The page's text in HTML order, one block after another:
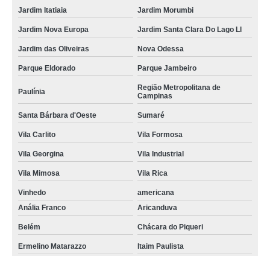
Jardim Itatiaia Jardim Morumbi
Jardim Nova Europa Jardim Santa Clara Do Lago Ll
Jardim das Oliveiras Nova Odessa
Parque Eldorado Parque Jambeiro
Paulínia
Região Metropolitana de
Campinas
Santa Bárbara d'Oeste Sumaré
Vila Carlito Vila Formosa
Vila Georgina Vila Industrial
Vila Mimosa Vila Rica
Vinhedo
americana
Anália Franco
Aricanduva
Belém Chácara do Piqueri
Ermelino Matarazzo Itaim Paulista